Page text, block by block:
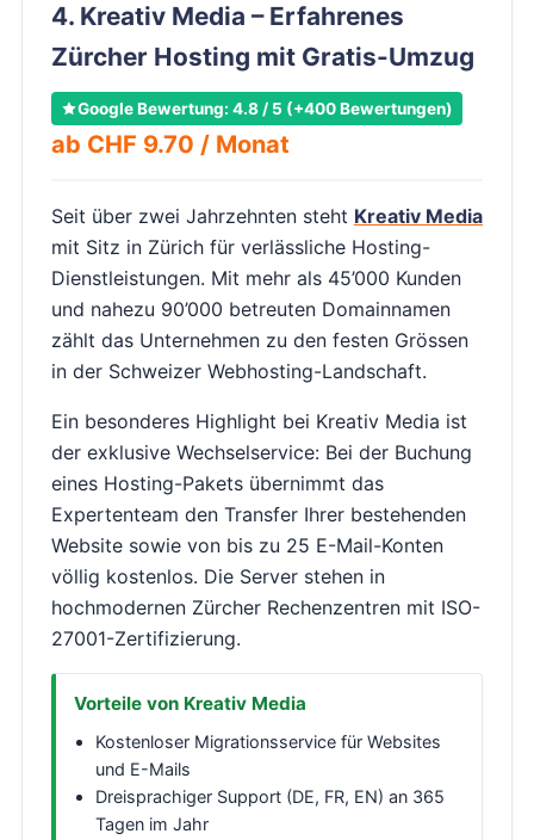
4. Kreativ Media – Erfahrenes
Zürcher Hosting mit Gratis-Umzug
Google Bewertung: 4.8 / 5 (+400 Bewertungen)
ab CHF 9.70 / Monat
Seit über zwei Jahrzehnten steht Kreativ Media
mit Sitz in Zürich für verlässliche Hosting-
Dienstleistungen. Mit mehr als 45’000 Kunden
und nahezu 90’000 betreuten Domainnamen
zählt das Unternehmen zu den festen Grössen
in der Schweizer Webhosting-Landschaft.
Ein besonderes Highlight bei Kreativ Media ist
der exklusive Wechselservice: Bei der Buchung
eines Hosting-Pakets übernimmt das
Expertenteam den Transfer Ihrer bestehenden
Website sowie von bis zu 25 E-Mail-Konten
völlig kostenlos. Die Server stehen in
hochmodernen Zürcher Rechenzentren mit ISO-
27001-Zertifizierung.
Vorteile von Kreativ Media
Kostenloser Migrationsservice für Websites
und E-Mails
Dreisprachiger Support (DE, FR, EN) an 365
Tagen im Jahr